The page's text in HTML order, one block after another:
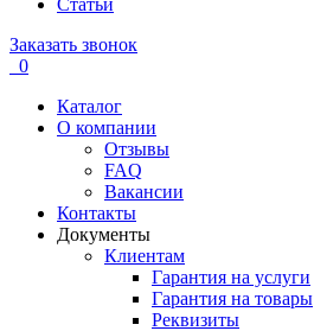
Статьи
Заказать звонок
0
Каталог
О компании
Отзывы
FAQ
Вакансии
Контакты
Документы
Клиентам
Гарантия на услуги
Гарантия на товары
Реквизиты